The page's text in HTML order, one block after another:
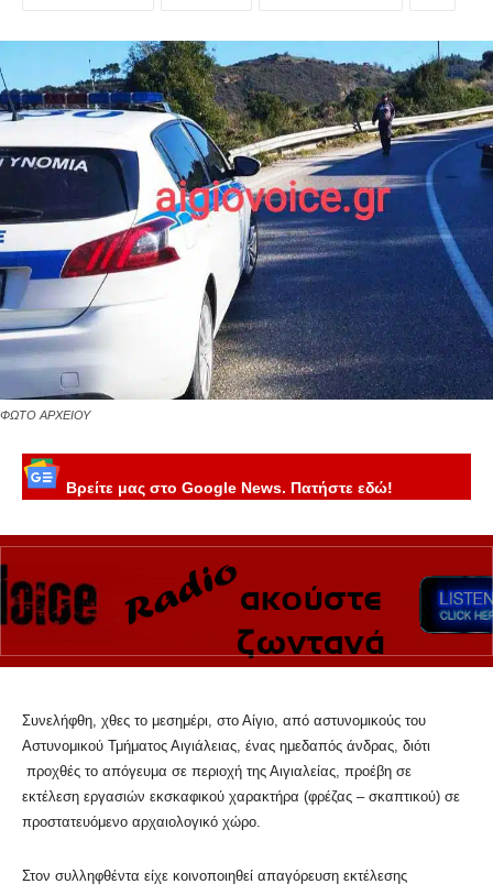
ΦΩΤΟ ΑΡΧΕΙΟΥ
Βρείτε μας στο Google News. Πατήστε εδώ!
Συνελήφθη, χθες το μεσημέρι, στο Αίγιο, από αστυνομικούς του
Αστυνομικού Τμήματος Αιγιάλειας, ένας ημεδαπός άνδρας, διότι
προχθές το απόγευμα σε περιοχή της Αιγιαλείας, προέβη σε
εκτέλεση εργασιών εκσκαφικού χαρακτήρα (φρέζας – σκαπτικού) σε
προστατευόμενο αρχαιολογικό χώρο.
Στον συλληφθέντα είχε κοινοποιηθεί απαγόρευση εκτέλεσης